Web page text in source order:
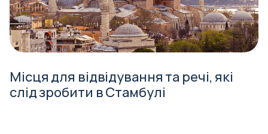
Місця для відвідування та речі, які
слід зробити в Стамбулі